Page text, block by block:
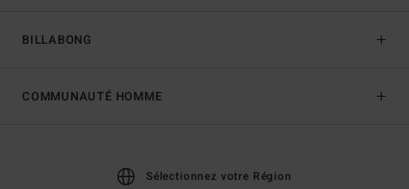
BILLABONG
COMMUNAUTÉ HOMME
Sélectionnez votre Région